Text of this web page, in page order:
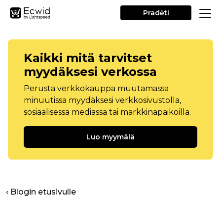
Pradėti
Kaikki mitä tarvitset
myydäksesi verkossa
Perusta verkkokauppa muutamassa
minuutissa myydäksesi verkkosivustolla,
sosiaalisessa mediassa tai markkinapaikoilla.
Luo myymälä
‹ Blogin etusivulle